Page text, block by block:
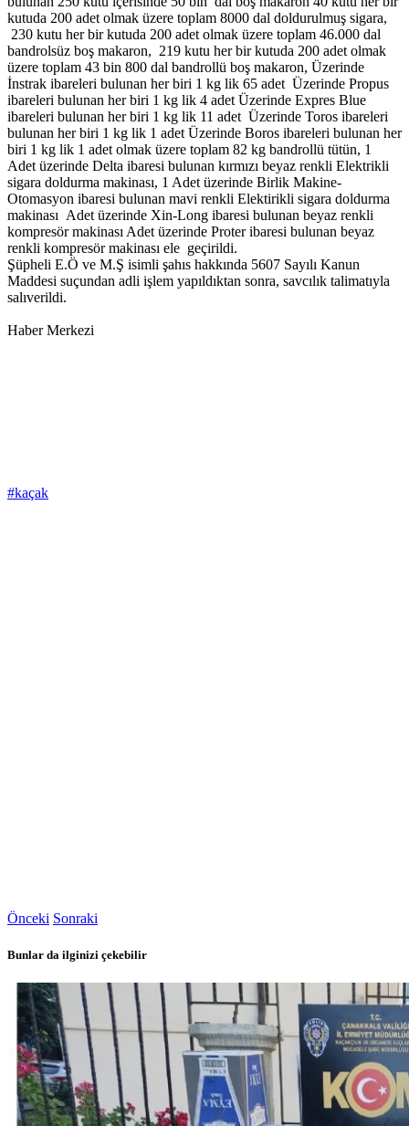
kutuda 200 adet olmak üzere toplam 8000 dal doldurulmuş sigara,
230 kutu her bir kutuda 200 adet olmak üzere toplam 46.000 dal
bandrolsüz boş makaron, 219 kutu her bir kutuda 200 adet olmak
üzere toplam 43 bin 800 dal bandrollü boş makaron, Üzerinde
İnstrak ibareleri bulunan her biri 1 kg lik 65 adet Üzerinde Propus
ibareleri bulunan her biri 1 kg lik 4 adet Üzerinde Expres Blue
ibareleri bulunan her biri 1 kg lik 11 adet Üzerinde Toros ibareleri
bulunan her biri 1 kg lik 1 adet Üzerinde Boros ibareleri bulunan her
biri 1 kg lik 1 adet olmak üzere toplam 82 kg bandrollü tütün, 1
Adet üzerinde Delta ibaresi bulunan kırmızı beyaz renkli Elektrikli
sigara doldurma makinası, 1 Adet üzerinde Birlik Makine-
Otomasyon ibaresi bulunan mavi renkli Elektirikli sigara doldurma
makinası Adet üzerinde Xin-Long ibaresi bulunan beyaz renkli
kompresör makinası Adet üzerinde Proter ibaresi bulunan beyaz
renkli kompresör makinası ele geçirildi.
Şüpheli E.Ö ve M.Ş isimli şahıs hakkında 5607 Sayılı Kanun
Maddesi suçundan adli işlem yapıldıktan sonra, savcılık talimatıyla
salıverildi.
Haber Merkezi
#kaçak
Önceki Sonraki
Bunlar da ilginizi çekebilir